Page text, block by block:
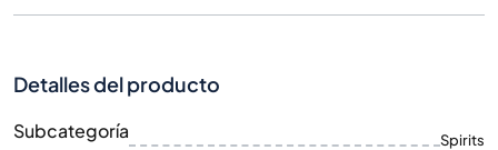
Detalles del producto
Subcategoría Spirits